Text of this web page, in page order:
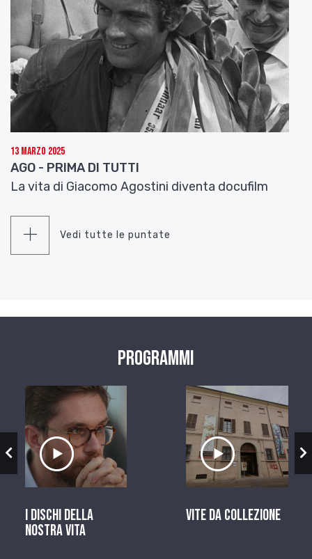
13 Marzo 2025
AGO - PRIMA DI TUTTI
La vita di Giacomo Agostini diventa docufilm
Vedi tutte le puntate
Programmi
Ascolta il servizio
I dischi della
nostra vita
Ascolta il
Vite da Collezione